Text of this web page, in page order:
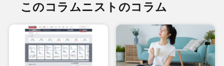
このコラムニストのコラム